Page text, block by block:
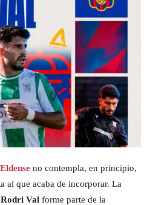
no contempla, en principio,
al que acaba de incorporar. La
Rodri Val forme parte de la